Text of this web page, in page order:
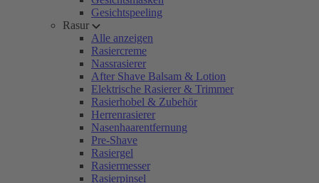
Gesichtspeeling
Rasur
Alle anzeigen
Rasiercreme
Nassrasierer
After Shave Balsam & Lotion
Elektrische Rasierer & Trimmer
Rasierhobel & Zubehör
Herrenrasierer
Nasenhaarentfernung
Pre-Shave
Rasiergel
Rasiermesser
Rasierpinsel